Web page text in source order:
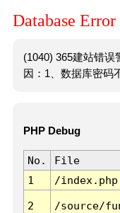
Database Error
(1040) 365建站错
因：1、数据库密码
PHP Debug
No. File
1
/index.php
2 /source/